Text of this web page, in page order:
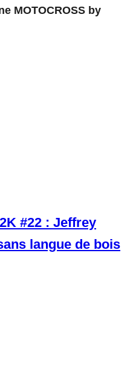
MOTOCROSS by
#22 : Jeffrey
langue de bois